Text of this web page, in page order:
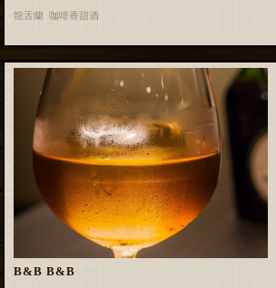
龍舌蘭 咖啡香甜酒
B&B B&B